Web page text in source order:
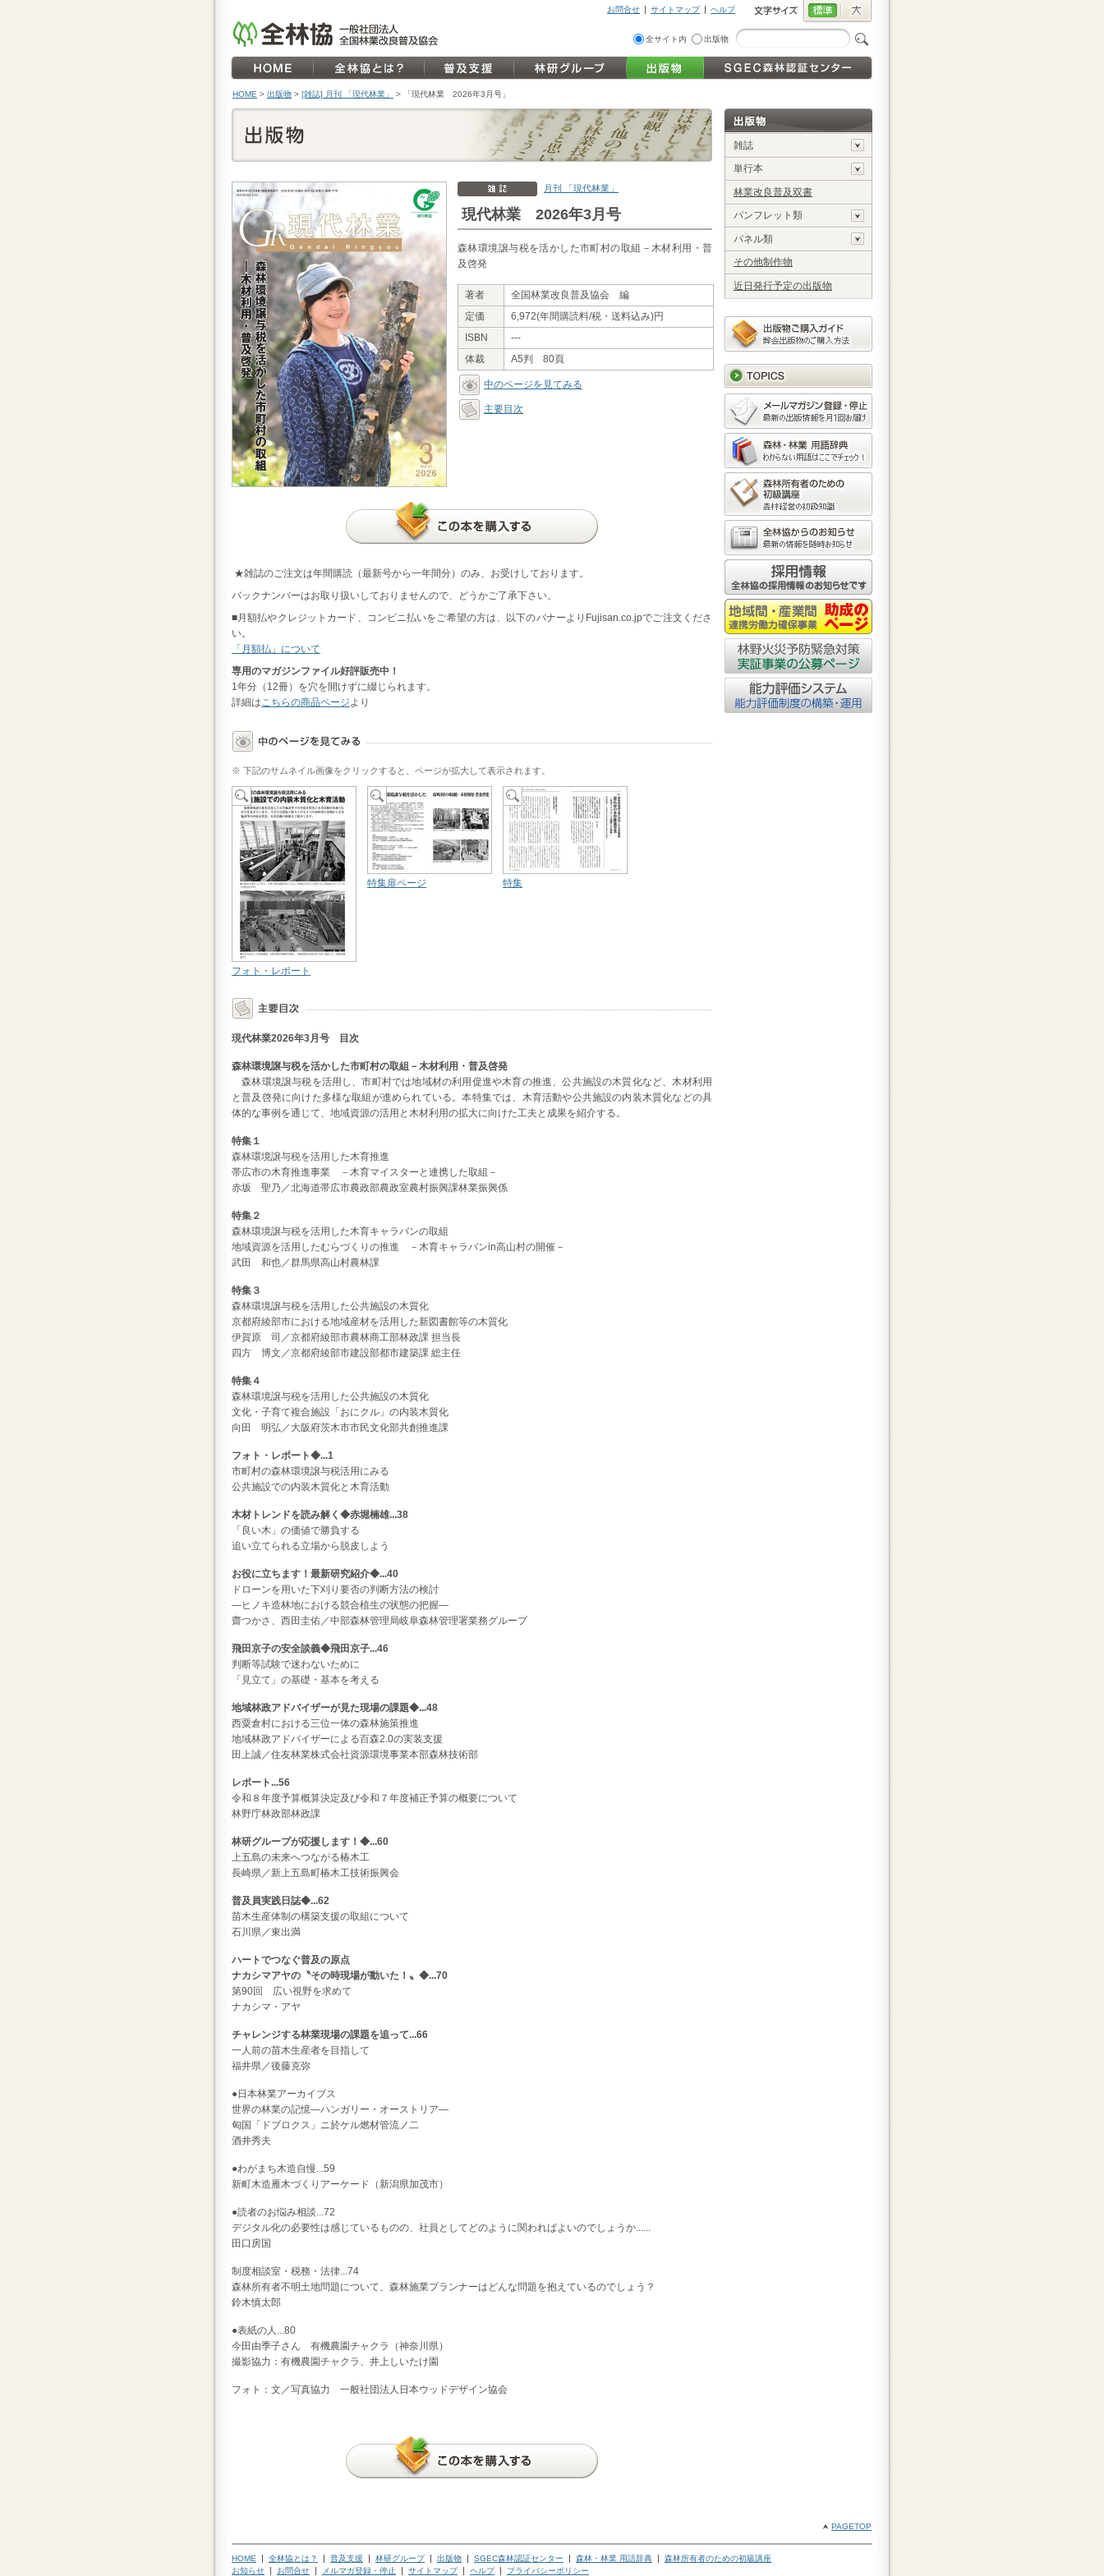
お問合せ サイトマップ ヘルプ
全サイト内 出版物
HOME > 出版物 > [雑誌] 月刊 「現代林業」 > 「現代林業 2026年3月号」
月刊 「現代林業」
現代林業 2026年3月号
森林環境譲与税を活かした市町村の取組－木材利用・普
及啓発
著者
全国林業改良普及協会 編
定価
6,972(年間購読料/税・送料込み)円
ISBN
---
体裁
A5判 80頁
中のページを見てみる
主要目次
★雑誌のご注文は年間購読（最新号から一年間分）のみ、お受けしております。
バックナンバーはお取り扱いしておりませんので、どうかご了承下さい。
■月額払やクレジットカード、コンビニ払いをご希望の方は、以下のバナーよりFujisan.co.jpでご注文くださ
い。
「月額払」について
専用のマガジンファイル好評販売中！
1年分（12冊）を穴を開けずに綴じられます。
詳細はこちらの商品ページより
※ 下記のサムネイル画像をクリックすると、ページが拡大して表示されます。
フォト・レポート
特集扉ページ 特集
現代林業2026年3月号 目次
森林環境譲与税を活かした市町村の取組－木材利用・普及啓発
森林環境譲与税を活用し、市町村では地域材の利用促進や木育の推進、公共施設の木質化など、木材利用
と普及啓発に向けた多様な取組が進められている。本特集では、木育活動や公共施設の内装木質化などの具
体的な事例を通じて、地域資源の活用と木材利用の拡大に向けた工夫と成果を紹介する。
特集１
森林環境譲与税を活用した木育推進
帯広市の木育推進事業 －木育マイスターと連携した取組－
赤坂 聖乃／北海道帯広市農政部農政室農村振興課林業振興係
特集２
森林環境譲与税を活用した木育キャラバンの取組
地域資源を活用したむらづくりの推進 －木育キャラバンin高山村の開催－
武田 和也／群馬県高山村農林課
特集３
森林環境譲与税を活用した公共施設の木質化
京都府綾部市における地域産材を活用した新図書館等の木質化
伊賀原 司／京都府綾部市農林商工部林政課 担当長
四方 博文／京都府綾部市建設部都市建築課 総主任
特集４
森林環境譲与税を活用した公共施設の木質化
文化・子育て複合施設「おにクル」の内装木質化
向田 明弘／大阪府茨木市市民文化部共創推進課
フォト・レポート◆...1
市町村の森林環境譲与税活用にみる
公共施設での内装木質化と木育活動
木材トレンドを読み解く◆赤堀楠雄...38
「良い木」の価値で勝負する
追い立てられる立場から脱皮しよう
お役に立ちます！最新研究紹介◆...40
ドローンを用いた下刈り要否の判断方法の検討
―ヒノキ造林地における競合植生の状態の把握―
齋つかさ、西田圭佑／中部森林管理局岐阜森林管理署業務グループ
飛田京子の安全談義◆飛田京子...46
判断等試験で迷わないために
「見立て」の基礎・基本を考える
地域林政アドバイザーが見た現場の課題◆...48
西粟倉村における三位一体の森林施策推進
地域林政アドバイザーによる百森2.0の実装支援
田上誠／住友林業株式会社資源環境事業本部森林技術部
レポート...56
令和８年度予算概算決定及び令和７年度補正予算の概要について
林野庁林政部林政課
林研グループが応援します！◆...60
上五島の未来へつながる椿木工
長崎県／新上五島町椿木工技術振興会
普及員実践日誌◆...62
苗木生産体制の構築支援の取組について
石川県／東出満
ハートでつなぐ普及の原点
ナカシマアヤの〝その時現場が動いた！〟◆...70
第90回 広い視野を求めて
ナカシマ・アヤ
チャレンジする林業現場の課題を追って...66
一人前の苗木生産者を目指して
福井県／後藤克弥
●日本林業アーカイブス
世界の林業の記憶―ハンガリー・オーストリア―
匈国「ドブロクス」ニ於ケル燃材管流ノ二
酒井秀夫
●わがまち木造自慢...59
新町木造雁木づくりアーケード（新潟県加茂市）
●読者のお悩み相談...72
デジタル化の必要性は感じているものの、社員としてどのように関わればよいのでしょうか......
田口房国
制度相談室・税務・法律...74
森林所有者不明土地問題について、森林施業プランナーはどんな問題を抱えているのでしょう？
鈴木慎太郎
●表紙の人...80
今田由季子さん 有機農園チャクラ（神奈川県）
撮影協力：有機農園チャクラ、井上しいたけ園
フォト：文／写真協力 一般社団法人日本ウッドデザイン協会
雑誌
単行本
林業改良普及双書
パンフレット類
パネル類
その他制作物
近日発行予定の出版物
PAGETOP
HOME 全林協とは？ 普及支援 林研グループ 出版物 SGEC森林認証センター 森林・林業 用語辞典
森林所有者のための初級講座
お知らせ
お問合せ メルマガ登録・停止 サイトマップ ヘルプ プライバシーポリシー